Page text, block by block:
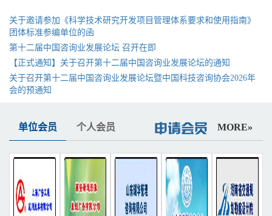
关于邀请参加《科学技术研究开发项目管理体系要求和使用指南》
团体标准参编单位的函
第十二届中国咨询业发展论坛 召开在即
【正式通知】关于召开第十二届中国咨询业发展论坛的通知
关于召开第十二届中国咨询业发展论坛暨中国科技咨询协会2026年
会的预通知
单位会员 个人会员 MORE»